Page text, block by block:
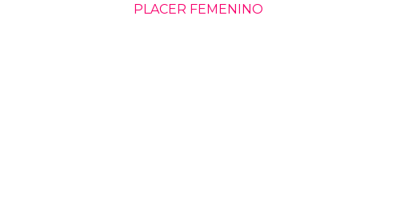
PLACER FEMENINO